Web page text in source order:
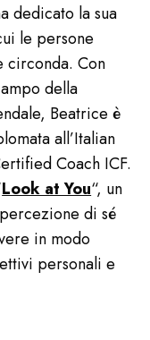
dedicato la sua
le persone
circonda. Con
della
Beatrice è
all’Italian
Coach ICF.
Look at You“, un
di sé
in modo
personali e